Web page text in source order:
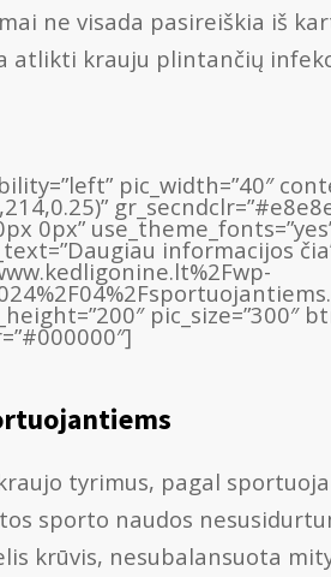
ne visada pasireiškia iš
atlikti krauju plintančių
pic_width=”40″
0px”
informacijos
pic_size=”300″
tyrimus, pagal
sporto naudos
krūvis, nesubalansuota